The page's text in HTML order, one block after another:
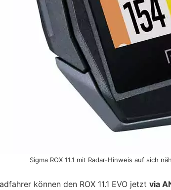
Sigma ROX 11.1 mit Radar-Hinweis auf sich
können den ROX 11.1 EVO jetzt via